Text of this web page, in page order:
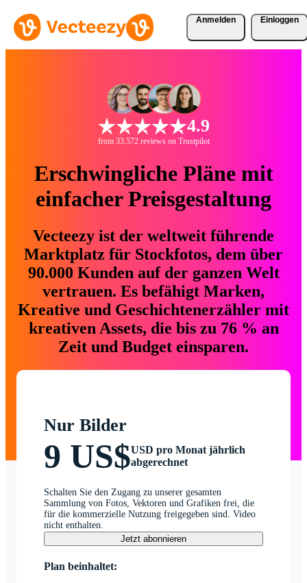
Anmelden Einloggen
4.9
from 33.572 reviews on Trustpilot
Erschwingliche Pläne mit
einfacher Preisgestaltung
Vecteezy ist der weltweit führende
Marktplatz für Stockfotos, dem über
90.000 Kunden auf der ganzen Welt
vertrauen. Es befähigt Marken,
Kreative und Geschichtenerzähler mit
kreativen Assets, die bis zu 76 % an
Zeit und Budget einsparen.
Nur Bilder
9 US$USD pro Monat jährlich
abgerechnet
Schalten Sie den Zugang zu unserer gesamten
Sammlung von Fotos, Vektoren und Grafiken frei, die
für die kommerzielle Nutzung freigegeben sind. Video
nicht enthalten.
Jetzt abonnieren
Plan beinhaltet: